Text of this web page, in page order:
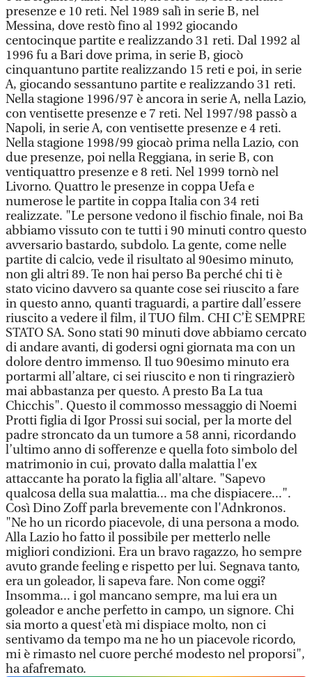
presenze e 10 reti. Nel 1989 salì in serie B, nel
Messina, dove restò fino al 1992 giocando
centocinque partite e realizzando 31 reti. Dal 1992 al
1996 fu a Bari dove prima, in serie B, giocò
cinquantuno partite realizzando 15 reti e poi, in serie
A, giocando sessantuno partite e realizzando 31 reti.
Nella stagione 1996/97 è ancora in serie A, nella Lazio,
con ventisette presenze e 7 reti. Nel 1997/98 passò a
Napoli, in serie A, con ventisette presenze e 4 reti.
Nella stagione 1998/99 giocaò prima nella Lazio, con
due presenze, poi nella Reggiana, in serie B, con
ventiquattro presenze e 8 reti. Nel 1999 tornò nel
Livorno. Quattro le presenze in coppa Uefa e
numerose le partite in coppa Italia con 34 reti
realizzate. "Le persone vedono il fischio finale, noi Ba
abbiamo vissuto con te tutti i 90 minuti contro questo
avversario bastardo, subdolo. La gente, come nelle
partite di calcio, vede il risultato al 90esimo minuto,
non gli altri 89. Te non hai perso Ba perché chi ti è
stato vicino davvero sa quante cose sei riuscito a fare
in questo anno, quanti traguardi, a partire dall’essere
riuscito a vedere il film, il TUO film. CHI C’È SEMPRE
STATO SA. Sono stati 90 minuti dove abbiamo cercato
di andare avanti, di godersi ogni giornata ma con un
dolore dentro immenso. Il tuo 90esimo minuto era
portarmi all’altare, ci sei riuscito e non ti ringrazierò
mai abbastanza per questo. A presto Ba La tua
Chicchis". Questo il commosso messaggio di Noemi
Protti figlia di Igor Prossi sui social, per la morte del
padre stroncato da un tumore a 58 anni, ricordando
l’ultimo anno di sofferenze e quella foto simbolo del
matrimonio in cui, provato dalla malattia l'ex
attaccante ha porato la figlia all'altare. "Sapevo
qualcosa della sua malattia... ma che dispiacere...".
Così Dino Zoff parla brevemente con l'Adnkronos.
"Ne ho un ricordo piacevole, di una persona a modo.
Alla Lazio ho fatto il possibile per metterlo nelle
migliori condizioni. Era un bravo ragazzo, ho sempre
avuto grande feeling e rispetto per lui. Segnava tanto,
era un goleador, li sapeva fare. Non come oggi?
Insomma... i gol mancano sempre, ma lui era un
goleador e anche perfetto in campo, un signore. Chi
sia morto a quest'età mi dispiace molto, non ci
sentivamo da tempo ma ne ho un piacevole ricordo,
mi è rimasto nel cuore perché modesto nel proporsi",
ha afafremato.